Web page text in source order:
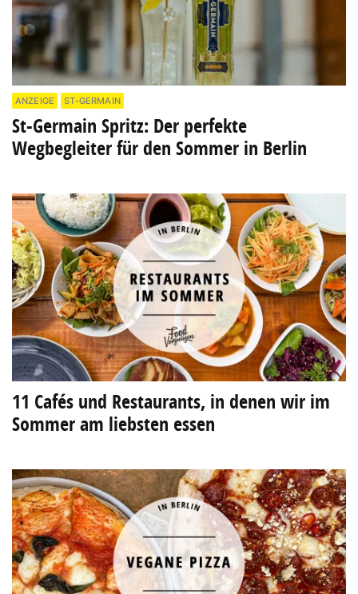
ANZEIGE ST-GERMAIN
St-Germain Spritz: Der perfekte
Wegbegleiter für den Sommer in Berlin
11 Cafés und Restaurants, in denen wir im
Sommer am liebsten essen